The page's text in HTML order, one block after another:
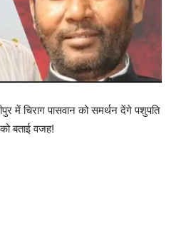
में चिराग पासवान को समर्थन देंगे पशुपति
बताई वजह!